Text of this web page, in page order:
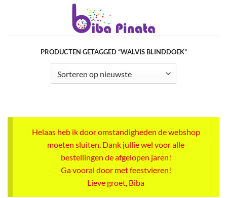
PRODUCTEN GETAGGED “WALVIS BLINDDOEK”
Helaas heb ik door omstandigheden de webshop
moeten sluiten. Dank jullie wel voor alle
bestellingen de afgelopen jaren!
Ga vooral door met feestvieren!
Lieve groet, Biba